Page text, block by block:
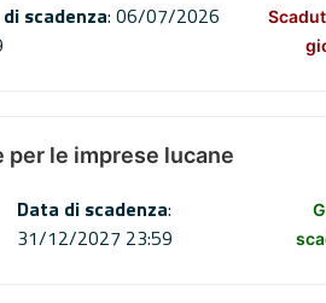
scadenza: 06/07/2026
per le imprese lucane
Data di scadenza:
31/12/2027 23:59